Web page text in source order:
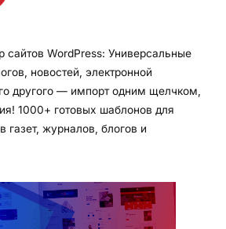
сайтов WordPress: Универсальные
новостей, электронной
другого — импорт одним щелчком,
1000+ готовых шаблонов для
газет, журналов, блогов и